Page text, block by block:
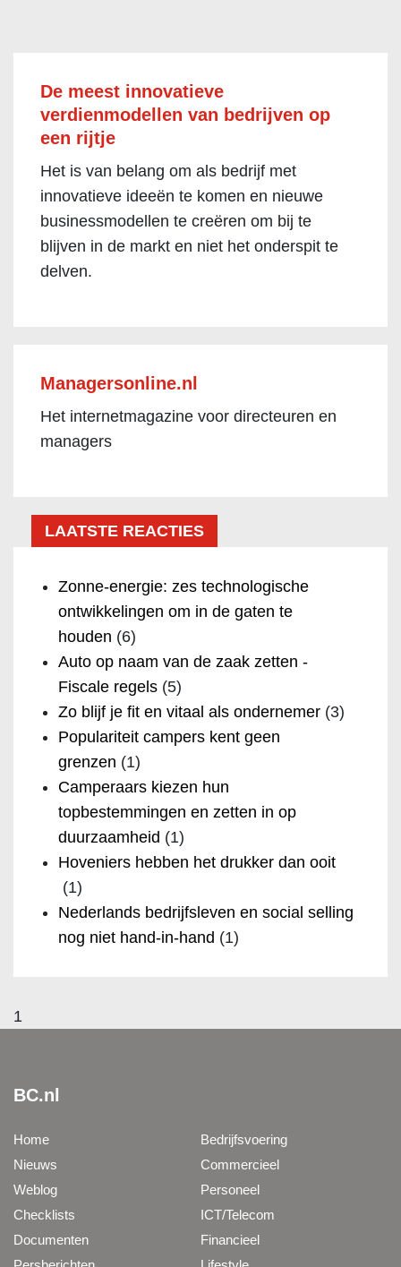
De meest innovatieve
verdienmodellen van bedrijven op
een rijtje
Het is van belang om als bedrijf met
innovatieve ideeën te komen en nieuwe
businessmodellen te creëren om bij te
blijven in de markt en niet het onderspit te
delven.
Managersonline.nl
Het internetmagazine voor directeuren en
managers
LAATSTE REACTIES
Zonne-energie: zes technologische
ontwikkelingen om in de gaten te
houden (6)
Auto op naam van de zaak zetten -
Fiscale regels (5)
Zo blijf je fit en vitaal als ondernemer (3)
Populariteit campers kent geen
grenzen (1)
Camperaars kiezen hun
topbestemmingen en zetten in op
duurzaamheid (1)
Hoveniers hebben het drukker dan ooit
(1)
Nederlands bedrijfsleven en social selling
nog niet hand-in-hand (1)
1
BC.nl
Home
Nieuws
Weblog
Checklists
Documenten
Bedrijfsvoering
Commercieel
Personeel
ICT/Telecom
Financieel